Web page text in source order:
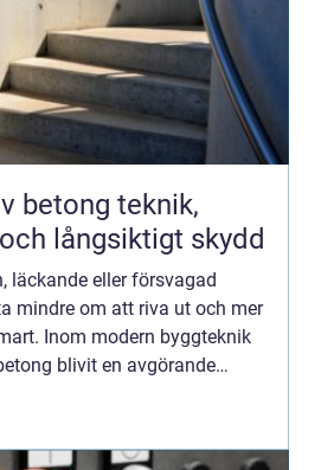
teknik,
långsiktigt skydd
läckande eller försvagad
mindre om att riva ut och mer
Inom modern byggteknik
blivit en avgörande